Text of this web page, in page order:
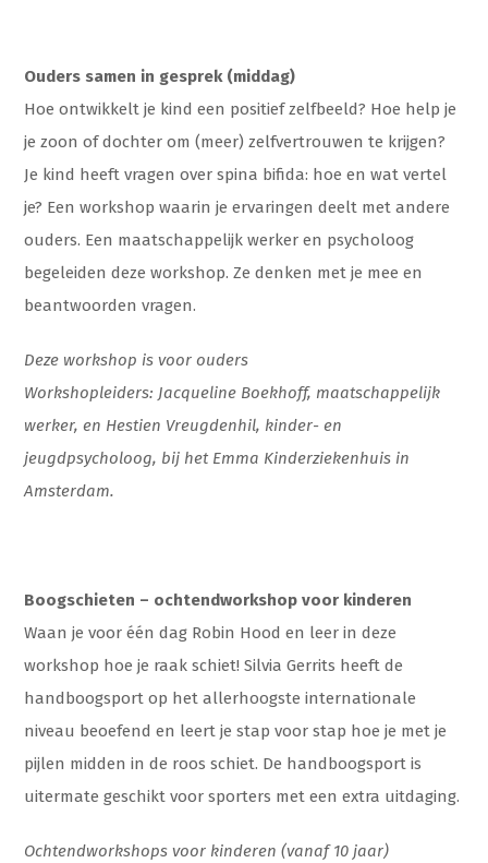
Ouders samen in gesprek (middag)
Hoe ontwikkelt je kind een positief zelfbeeld? Hoe help je
je zoon of dochter om (meer) zelfvertrouwen te krijgen?
Je kind heeft vragen over spina bifida: hoe en wat vertel
je? Een workshop waarin je ervaringen deelt met andere
ouders. Een maatschappelijk werker en psycholoog
begeleiden deze workshop. Ze denken met je mee en
beantwoorden vragen.
Deze workshop is voor ouders
Workshopleiders: Jacqueline Boekhoff, maatschappelijk
werker, en Hestien Vreugdenhil, kinder- en
jeugdpsycholoog, bij het Emma Kinderziekenhuis in
Amsterdam.
Boogschieten – ochtendworkshop voor kinderen
Waan je voor één dag Robin Hood en leer in deze
workshop hoe je raak schiet! Silvia Gerrits heeft de
handboogsport op het allerhoogste internationale
niveau beoefend en leert je stap voor stap hoe je met je
pijlen midden in de roos schiet. De handboogsport is
uitermate geschikt voor sporters met een extra uitdaging.
Ochtendworkshops voor kinderen (vanaf 10 jaar)